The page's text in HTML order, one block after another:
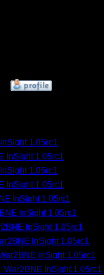
1.05rc1
InSight 1.05rc1
1.05rc1
InSight 1.05rc1
InSight 1.05rc1
InSight 1.05rc1
InSight 1.05rc1
InSight 1.05rc1
InSight 1.05rc1
War2BNE InSight 1.05rc1